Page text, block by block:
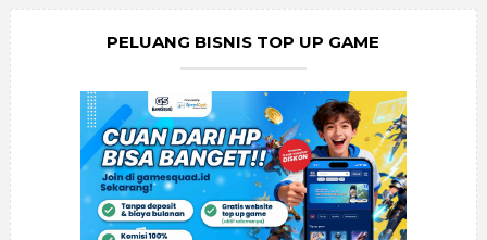
PELUANG BISNIS TOP UP GAME